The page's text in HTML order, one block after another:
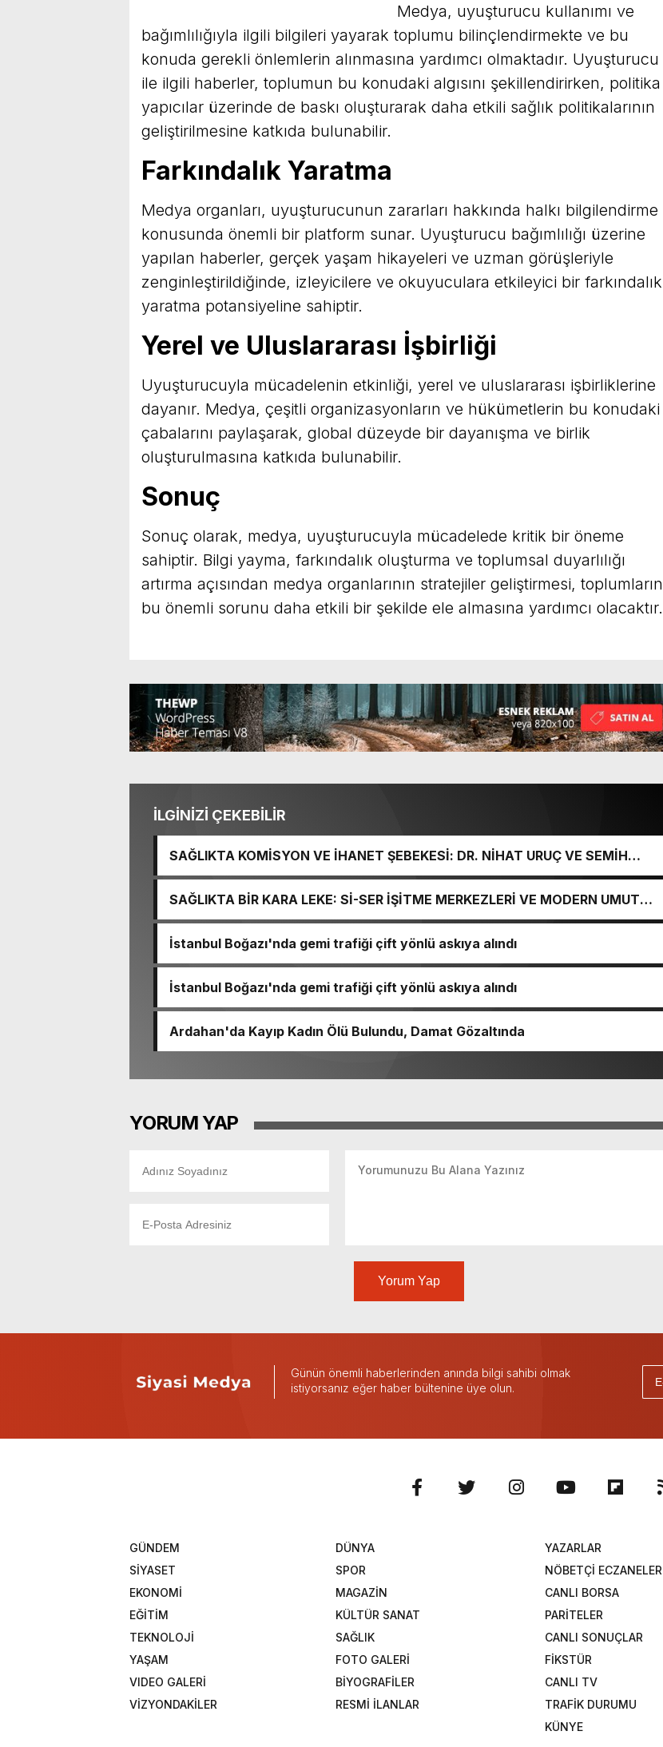
Medya, uyuşturucu kullanımı ve
bağımlılığıyla ilgili bilgileri yayarak toplumu bilinçlendirmekte ve bu
konuda gerekli önlemlerin alınmasına yardımcı olmaktadır. Uyuşturucu
ile ilgili haberler, toplumun bu konudaki algısını şekillendirirken, politika
yapıcılar üzerinde de baskı oluşturarak daha etkili sağlık politikalarının
geliştirilmesine katkıda bulunabilir.
Farkındalık Yaratma
Medya organları, uyuşturucunun zararları hakkında halkı bilgilendirme
konusunda önemli bir platform sunar. Uyuşturucu bağımlılığı üzerine
yapılan haberler, gerçek yaşam hikayeleri ve uzman görüşleriyle
zenginleştirildiğinde, izleyicilere ve okuyuculara etkileyici bir farkındalık
yaratma potansiyeline sahiptir.
Yerel ve Uluslararası İşbirliği
Uyuşturucuyla mücadelenin etkinliği, yerel ve uluslararası işbirliklerine
dayanır. Medya, çeşitli organizasyonların ve hükümetlerin bu konudaki
çabalarını paylaşarak, global düzeyde bir dayanışma ve birlik
oluşturulmasına katkıda bulunabilir.
Sonuç
Sonuç olarak, medya, uyuşturucuyla mücadelede kritik bir öneme
sahiptir. Bilgi yayma, farkındalık oluşturma ve toplumsal duyarlılığı
artırma açısından medya organlarının stratejiler geliştirmesi, toplumların
bu önemli sorunu daha etkili bir şekilde ele almasına yardımcı olacaktır.
İLGİNİZİ ÇEKEBİLİR
SAĞLIKTA KOMİSYON VE İHANET ŞEBEKESİ: DR. NİHAT URUÇ VE SEMİH
İŞİTME MERKEZİ’NİN SGK VURGUNU!
SAĞLIKTA BİR KARA LEKE: Sİ-SER İŞİTME MERKEZLERİ VE MODERN UMUT
TACİRLİĞİ
İstanbul Boğazı'nda gemi trafiği çift yönlü askıya alındı
İstanbul Boğazı'nda gemi trafiği çift yönlü askıya alındı
Ardahan'da Kayıp Kadın Ölü Bulundu, Damat Gözaltında
YORUM YAP
Yorum Yap
Günün önemli haberlerinden anında bilgi sahibi olmak
istiyorsanız eğer haber bültenine üye olun.
GÜNDEM
DÜNYA
SİYASET
SPOR
EKONOMİ
MAGAZİN
EĞİTİM
KÜLTÜR SANAT
TEKNOLOJİ
SAĞLIK
YAŞAM
FOTO GALERİ
VIDEO GALERİ
BİYOGRAFİLER
VİZYONDAKİLER
RESMİ İLANLAR
YAZARLAR
NÖBETÇİ ECZANELER
CANLI BORSA
PARİTELER
CANLI SONUÇLAR
FİKSTÜR
CANLI TV
TRAFİK DURUMU
KÜNYE